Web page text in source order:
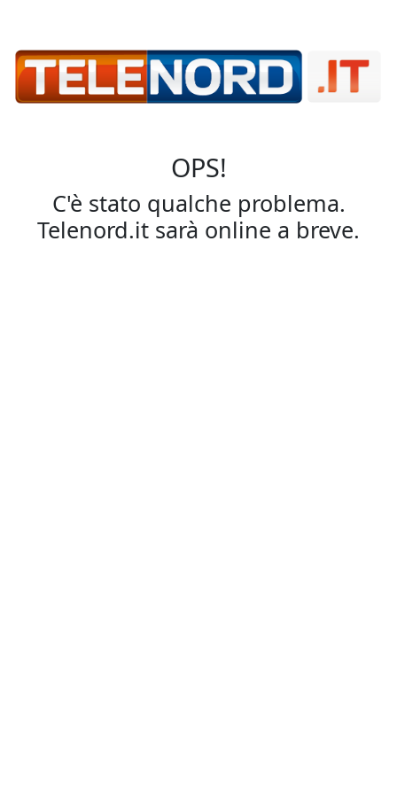
OPS!
C'è stato qualche problema.
Telenord.it sarà online a breve.